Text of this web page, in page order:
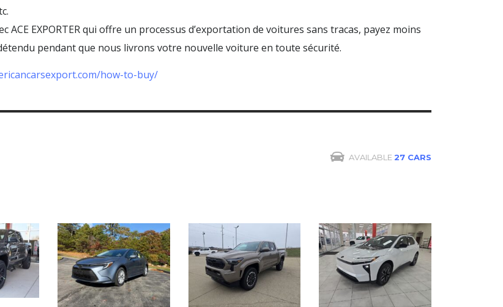
ACE EXPORTER qui offre un processus d’exportation de voitures sans tracas, payez moins
pendant que nous livrons votre nouvelle voiture en toute sécurité.
how-to-buy/
AVAILABLE27 CARS